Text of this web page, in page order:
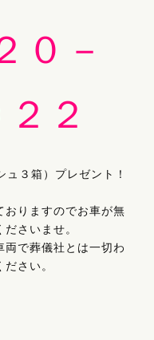
０－
２
３箱）プレゼント！
おりますのでお車が無
さいませ。
で葬儀社とは一切わ
さい。